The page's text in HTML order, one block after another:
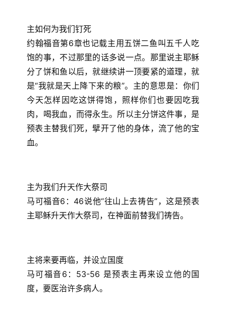
主如何为我们钉死
约翰福音第6章也记载主用五饼二鱼叫五千人吃
饱的事，不过那里的话多说一点。那里说主耶稣
分了饼和鱼以后，就继续讲一顶要紧的道理，就
是“我就是天上降下来的粮”。主的意思是：你们
今天怎样因吃这饼得饱，照样你们也要因吃我
肉，喝我血，而得永生。所以主分饼这件事，是
预表主替我们死，擘开了他的身体，流了他的宝
血。
主为我们升天作大祭司
马可福音6：46说他“往山上去祷告”，这是预表
主耶稣升天作大祭司，在神面前替我们祷告。
主将来要再临，并设立国度
马可福音6：53-56 是预表主再来设立他的国
度，要医治许多病人。